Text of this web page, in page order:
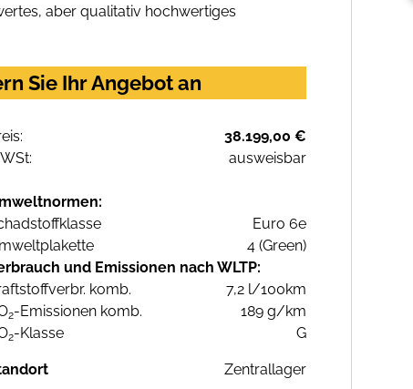
aber qualitativ hochwertiges
Sie Ihr Angebot an
38.199,00 €
ausweisbar
Euro 6e
4 (Green)
und Emissionen nach WLTP:
komb.
7,2 l/100km
2-Emissionen komb.
189 g/km
2-Klasse G
Zentrallager